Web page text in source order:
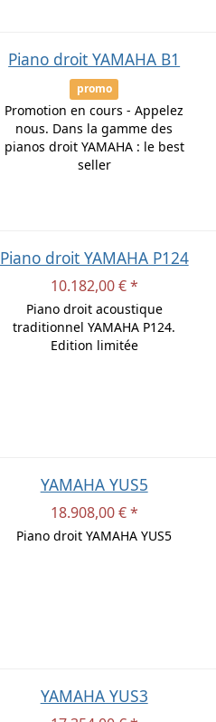
Piano droit YAMAHA B1
promo
Promotion en cours - Appelez
nous. Dans la gamme des
pianos droit YAMAHA : le best
seller
Piano droit YAMAHA P124
10.182,00 € *
Piano droit acoustique
traditionnel YAMAHA P124.
Edition limitée
YAMAHA YUS5
18.908,00 € *
Piano droit YAMAHA YUS5
YAMAHA YUS3